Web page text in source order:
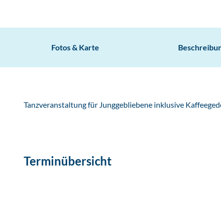
Fotos & Karte
Tanzveranstaltung für Junggebliebene inklusive
Terminübersicht